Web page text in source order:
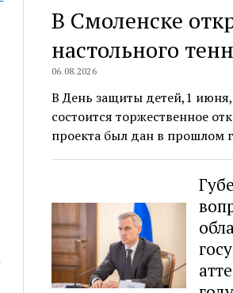
В Смоленске
настольного
06.08.2026
В День защиты детей,1 июня,
состоится торжественное
проекта был дан в прошлом